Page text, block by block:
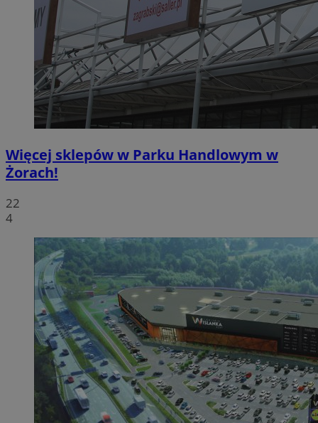
Więcej sklepów w Parku Handlowym w
Żorach!
22
4